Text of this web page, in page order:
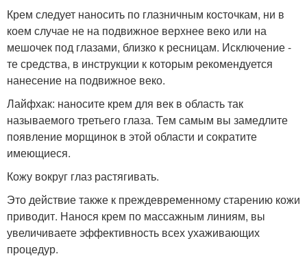
Крем следует наносить по глазничным косточкам, ни в
коем случае не на подвижное верхнее веко или на
мешочек под глазами, близко к ресницам. Исключение -
те средства, в инструкции к которым рекомендуется
нанесение на подвижное веко.
Лайфхак: наносите крем для век в область так
называемого третьего глаза. Тем самым вы замедлите
появление морщинок в этой области и сократите
имеющиеся.
Кожу вокруг глаз растягивать.
Это действие также к преждевременному старению кожи
приводит. Нанося крем по массажным линиям, вы
увеличиваете эффективность всех ухаживающих
процедур.